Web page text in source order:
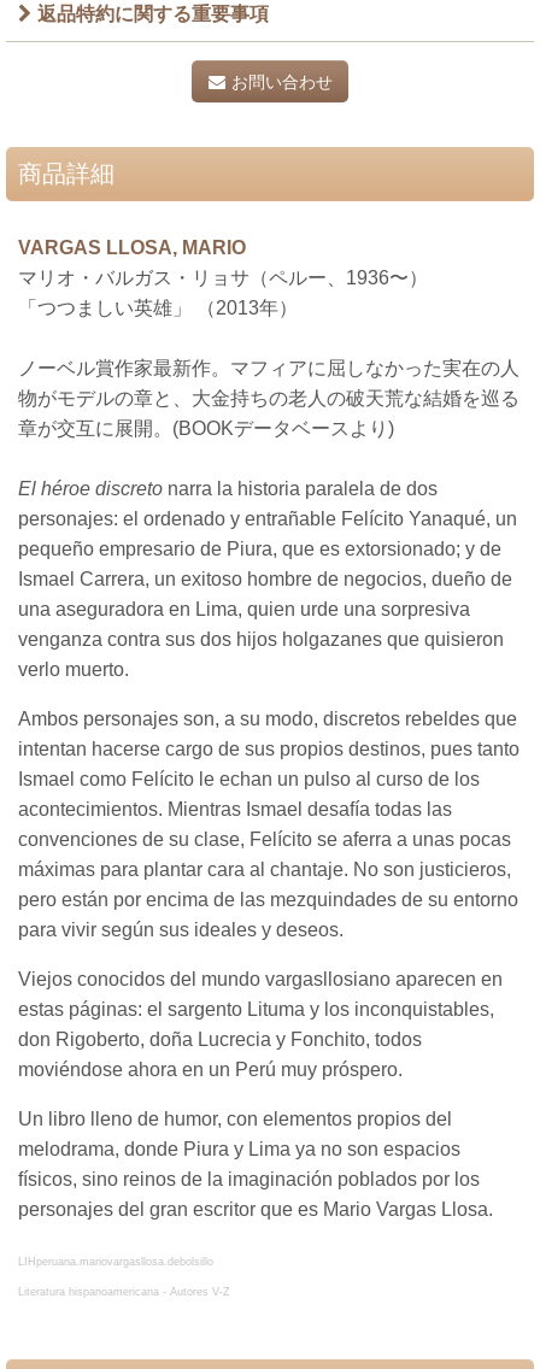
返品特約に関する重要事項
お問い合わせ
商品詳細
VARGAS LLOSA, MARIO
マリオ・バルガス・リョサ（ペルー、1936〜）
「つつましい英雄」 （2013年）
ノーベル賞作家最新作。マフィアに屈しなかった実在の人
物がモデルの章と、大金持ちの老人の破天荒な結婚を巡る
章が交互に展開。(BOOKデータベースより)
El héroe discreto narra la historia paralela de dos
personajes: el ordenado y entrañable Felícito Yanaqué, un
pequeño empresario de Piura, que es extorsionado; y de
Ismael Carrera, un exitoso hombre de negocios, dueño de
una aseguradora en Lima, quien urde una sorpresiva
venganza contra sus dos hijos holgazanes que quisieron
verlo muerto.
Ambos personajes son, a su modo, discretos rebeldes que
intentan hacerse cargo de sus propios destinos, pues tanto
Ismael como Felícito le echan un pulso al curso de los
acontecimientos. Mientras Ismael desafía todas las
convenciones de su clase, Felícito se aferra a unas pocas
máximas para plantar cara al chantaje. No son justicieros,
pero están por encima de las mezquindades de su entorno
para vivir según sus ideales y deseos.
Viejos conocidos del mundo vargasllosiano aparecen en
estas páginas: el sargento Lituma y los inconquistables,
don Rigoberto, doña Lucrecia y Fonchito, todos
moviéndose ahora en un Perú muy próspero.
Un libro lleno de humor, con elementos propios del
melodrama, donde Piura y Lima ya no son espacios
físicos, sino reinos de la imaginación poblados por los
personajes del gran escritor que es Mario Vargas Llosa.
LIHperuana.mariovargasllosa.debolsillo
Literatura hispanoamericana - Autores V-Z